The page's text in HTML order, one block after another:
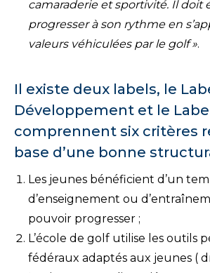
camaraderie et sportivité. Il doit
progresser à son rythme en
valeurs véhiculées par le golf ».
Il existe deux labels, le
Développement et le
comprennent six critères
base d’une bonne
Les jeunes bénéficient d’un
d’enseignement ou
pouvoir progresser ;
L’école de golf utilise les outils
fédéraux adaptés aux jeunes (